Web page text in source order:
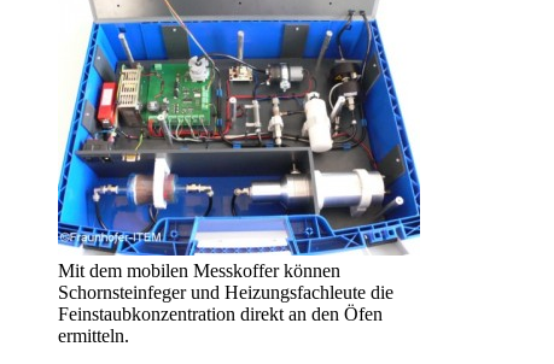
Mit dem mobilen Messkoffer können
Schornsteinfeger und Heizungsfachleute die
Feinstaubkonzentration direkt an den Öfen
ermitteln.